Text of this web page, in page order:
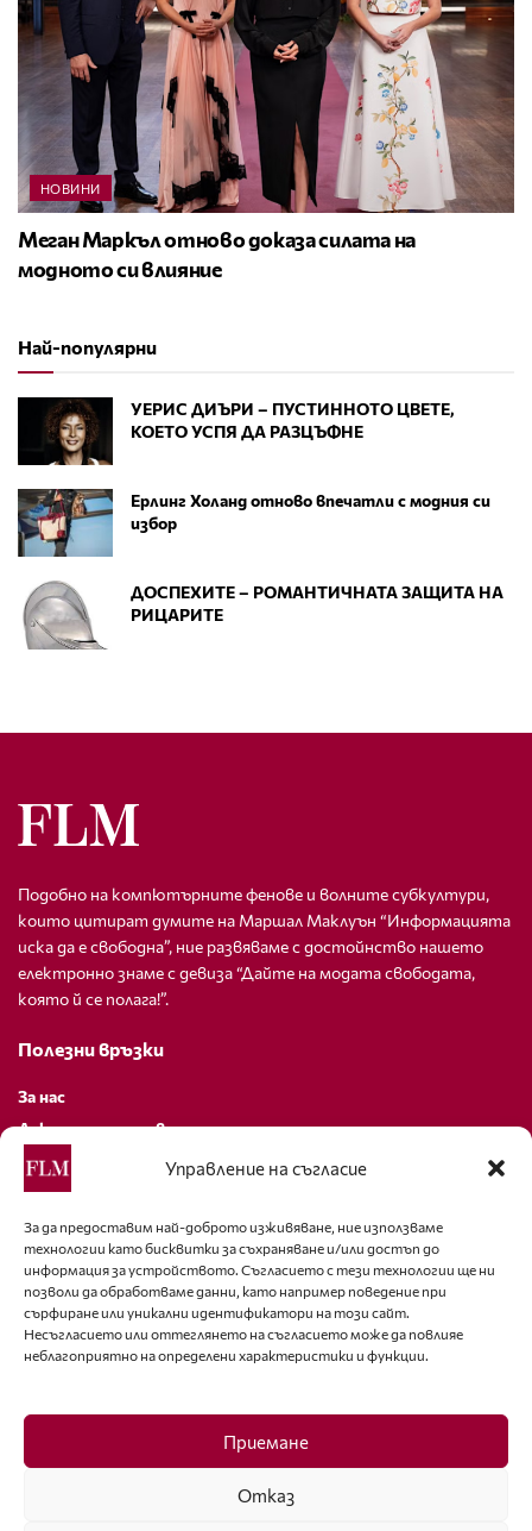
Управление на съгласие
За да предоставим най-доброто изживяване, ние използваме
технологии като бисквитки за съхраняване и/или достъп до
информация за устройството. Съгласието с тези технологии ще ни
позволи да обработваме данни, като например поведение при
сърфиране или уникални идентификатори на този сайт.
Несъгласието или оттеглянето на съгласието може да повлияе
неблагоприятно на определени характеристики и функции.
Приемане
Отказ
НОВИНИ
Меган Маркъл отново доказа силата на
модното си влияние
Най-популярни
УЕРИС ДИЪРИ – ПУСТИННОТО ЦВЕТЕ,
КОЕТО УСПЯ ДА РАЗЦЪФНЕ
Ерлинг Холанд отново впечатли с модния си
избор
ДОСПЕХИТЕ – РОМАНТИЧНАТА ЗАЩИТА НА
РИЦАРИТЕ
Подобно на компютърните фенове и волните субкултури,
които цитират думите на Маршал Маклуън “Информацията
иска да е свободна”, ние развяваме с достойнство нашето
електронно знаме с девиза “Дайте на модата свободата,
която й се полага!”.
Полезни връзки
За нас
Декларация за поверителност
Политика за бисквитки
За контакти
editor@fashion-lifestyle.net
+359 88 227 33 47
Последвайте ни
Facebook